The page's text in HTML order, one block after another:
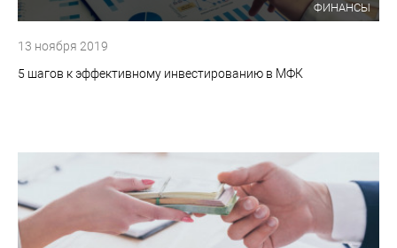
ФИНАНСЫ
13 ноября 2019
5 шагов к эффективному инвестированию в МФК